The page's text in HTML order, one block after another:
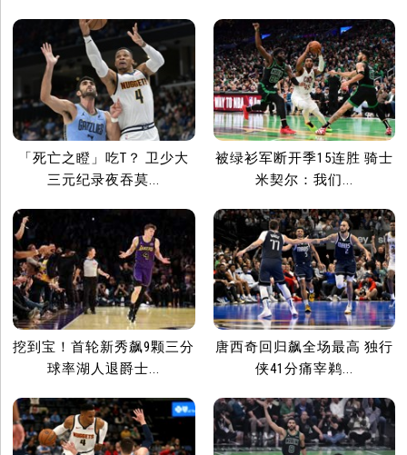
「死亡之瞪」吃T？ 卫少大
三元纪录夜吞莫...
被绿衫军断开季15连胜 骑士
米契尔：我们...
挖到宝！首轮新秀飙9颗三分
球率湖人退爵士...
唐西奇回归飙全场最高 独行
侠41分痛宰鹈...